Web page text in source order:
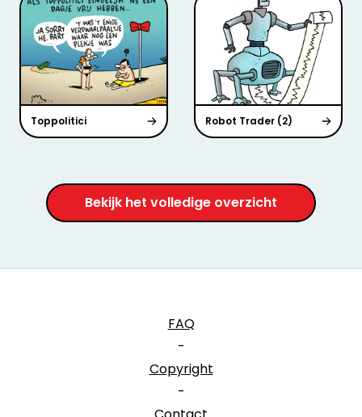
Toppolitici Robot Trader (2)
Bekijk het volledige overzicht
FAQ
-
Copyright
-